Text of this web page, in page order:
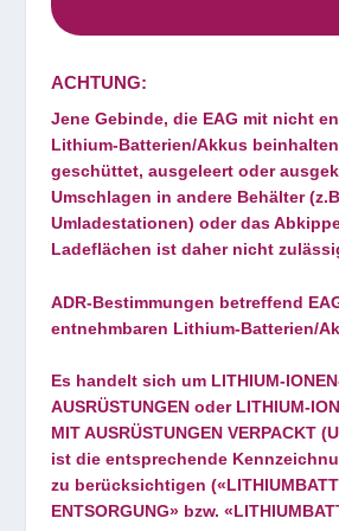
ACHTUNG:
Jene Gebinde, die EAG mit nicht
Lithium-Batterien/Akkus
geschüttet, ausgeleert oder
Umschlagen in andere Behälter
Umladestationen) oder das
Ladeflächen ist daher nicht
ADR-Bestimmungen betreffend
entnehmbaren Lithium-Batterien/
Es handelt sich um LITHIUM-
AUSRÜSTUNGEN oder LITHIUM-
MIT AUSRÜSTUNGEN VERPACKT
ist die entsprechende
zu berücksichtigen
ENTSORGUNG» bzw.